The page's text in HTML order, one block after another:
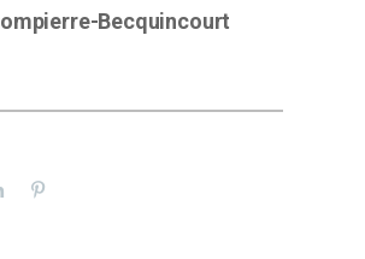
Becquincourt